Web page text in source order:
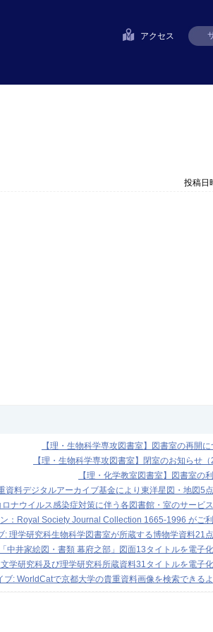
アクセス
投稿日
【理・生物科学専攻図書室】図書室の再開に
【理・生物科学専攻図書室】閉室のお知らせ（
【理・化学教室図書室】図書室の
資料デジタルアーカイブ基金により東洋星図・地図5
ロナウイルス感染症対策に伴う各図書館・室のサービ
：Royal Society Journal Collection 1665-1996 がご
: 理学研究科生物科学図書室が所蔵する博物学資料21
中井家絵図・書類 幕府之部」図面13タイトルを電子
学研究科及び理学研究科所蔵資料31タイトルを電子
ブ: WorldCatで京都大学の貴重資料画像を検索できる